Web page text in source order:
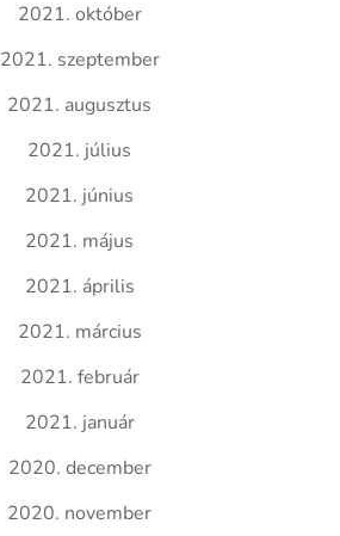
2021. október
2021. szeptember
2021. augusztus
2021. július
2021. június
2021. május
2021. április
2021. március
2021. február
2021. január
2020. december
2020. november